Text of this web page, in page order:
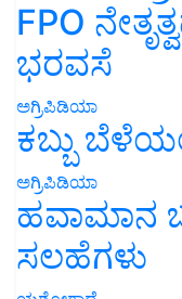
FPO
ಭರವಸೆ
ಅಗ್ರಿಪಿಡಿಯಾ
ಕಬ್ಬು
ಅಗ್ರಿಪಿಡಿಯಾ
ಹವಾಮಾನ
ಸಲಹೆಗಳು